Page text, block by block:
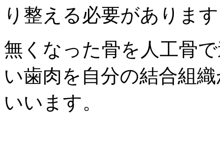
り整える必要がありま
無くなった骨を人工骨
い歯肉を自分の結合組
いいます。